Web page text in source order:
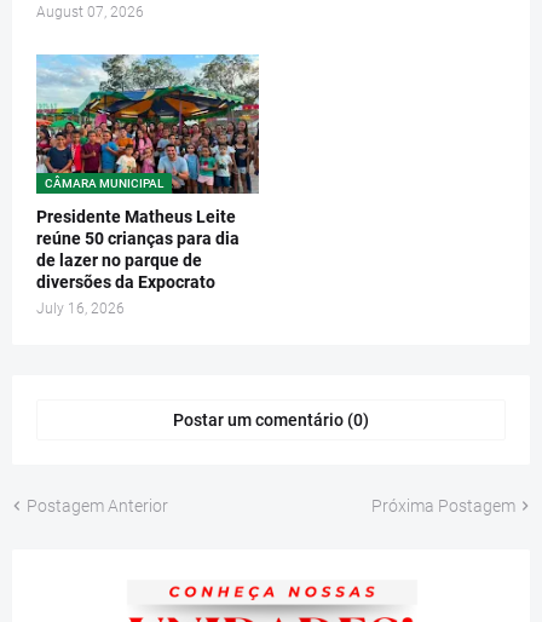
August 07, 2026
CÂMARA MUNICIPAL
Presidente Matheus Leite
reúne 50 crianças para dia
de lazer no parque de
diversões da Expocrato
July 16, 2026
Postar um comentário (0)
Postagem Anterior Próxima Postagem